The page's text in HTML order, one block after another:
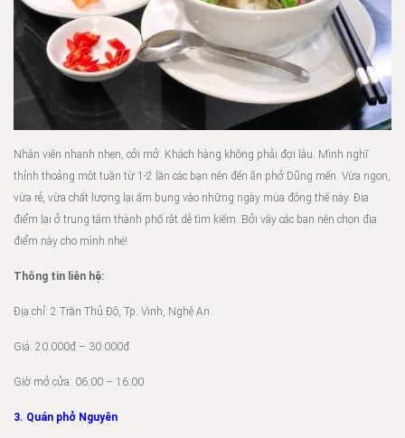
Nhân viên nhanh nhẹn, cởi mở. Khách hàng không phải đợi lâu. Mình nghĩ
thỉnh thoảng một tuần từ 1-2 lần các bạn nên đến ăn phở Dũng mến. Vừa ngon,
vừa rẻ, vừa chất lượng lại ấm bụng vào những ngày mùa đông thế này. Địa
điểm lại ở trung tâm thành phố rât dễ tìm kiếm. Bởi vậy các bạn nên chọn địa
điểm này cho mình nhé!
Thông tin liên hệ:
Địa chỉ: 2 Trần Thủ Độ, Tp. Vinh, Nghệ An.
Giá: 20.000đ – 30.000đ
Giờ mở cửa: 06:00 – 16:00
3. Quán phở Nguyên